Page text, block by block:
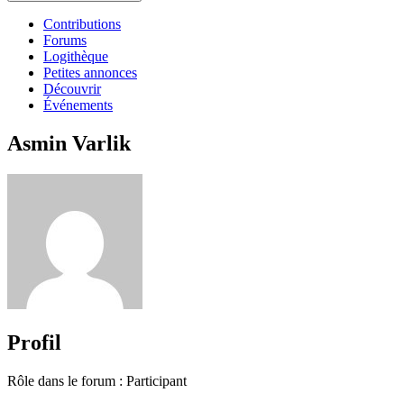
Contributions
Forums
Logithèque
Petites annonces
Découvrir
Événements
Asmin Varlik
Profil
Rôle dans le forum : Participant